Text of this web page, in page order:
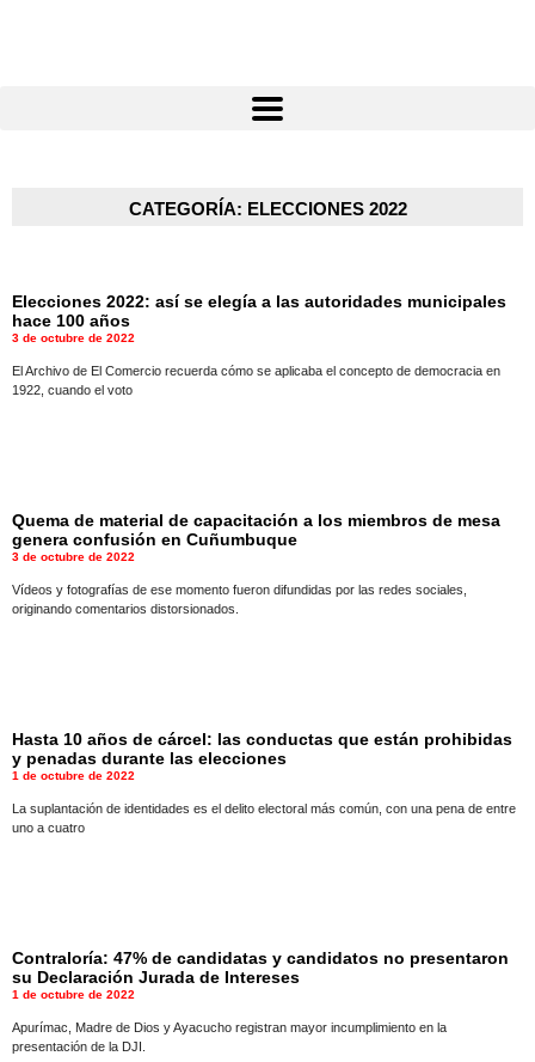
AtractivosCATEGORÍA: ELECCIONES 2022
Elecciones 2022: así se elegía a las autoridades municipales
hace 100 años
3 de octubre de 2022
El Archivo de El Comercio recuerda cómo se aplicaba el concepto de democracia en
1922, cuando el voto
Quema de material de capacitación a los miembros de mesa
genera confusión en Cuñumbuque
3 de octubre de 2022
Vídeos y fotografías de ese momento fueron difundidas por las redes sociales,
originando comentarios distorsionados.
Hasta 10 años de cárcel: las conductas que están prohibidas
y penadas durante las elecciones
1 de octubre de 2022
La suplantación de identidades es el delito electoral más común, con una pena de entre
uno a cuatro
Contraloría: 47% de candidatas y candidatos no presentaron
su Declaración Jurada de Intereses
1 de octubre de 2022
Apurímac, Madre de Dios y Ayacucho registran mayor incumplimiento en la
presentación de la DJI.